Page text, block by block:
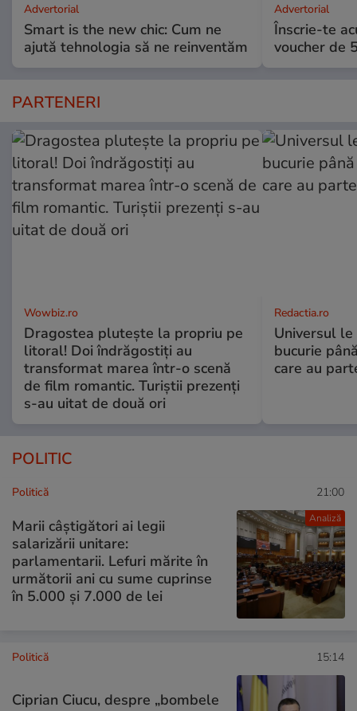
Advertorial
Smart is the new chic: Cum ne
ajută tehnologia să ne reinventăm
Advertorial
Înscrie-te
voucher de
PARTENERI
Wowbiz.ro
Dragostea plutește la propriu pe
litoral! Doi îndrăgostiți au
transformat marea într-o scenă
de film romantic. Turiștii prezenți
s-au uitat de două ori
Redactia.ro
Universul
bucurie
care au
POLITIC
Analiză
Politică 21:00
Marii câștigători ai legii
salarizării unitare:
parlamentarii. Lefuri mărite în
următorii ani cu sume cuprinse
în 5.000 și 7.000 de lei
Politică 15:14
Ciprian Ciucu, despre „bombele